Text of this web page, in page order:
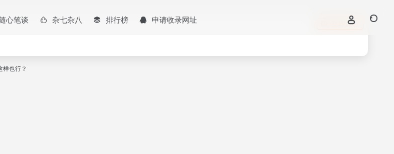
心笔谈 杂七杂八 排行榜 申请收录网址 立即入驻
样也行？